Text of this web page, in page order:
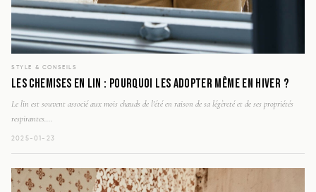
STYLE & CONSEILS
LES CHEMISES EN LIN : POURQUOI LES ADOPTER MÊME EN HIVER ?
Le lin est souvent associé aux mois chauds de l'été en raison de sa légèreté et de ses propriétés
respirantes....
2025-01-23